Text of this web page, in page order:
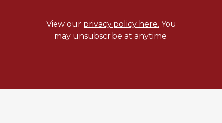
View our privacy policy here. You
may unsubscribe at anytime.